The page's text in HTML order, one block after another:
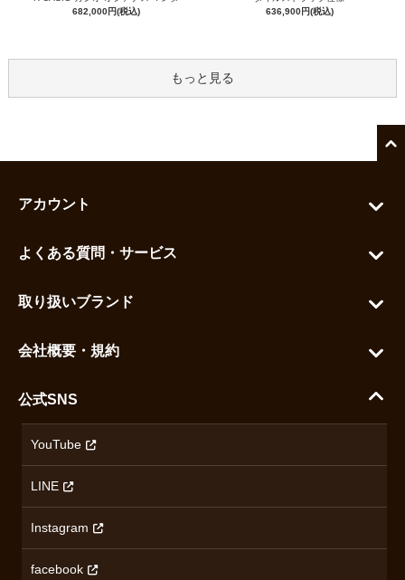
682,000円(税込)
636,900円(税込)
もっと見る
アカウント
お気に入りを見る
よくある質問・サービス
ご利用ガイド
配送・送料について
ハラダの保証とアフターサービス
取り扱いブランド
セイコー
カシオ
オリエントスター
ロンジン
会社概要・規約
沿革
プライバシーポリシー
無断転載・商用利用について
公式SNS
YouTube
LINE
Instagram
facebook